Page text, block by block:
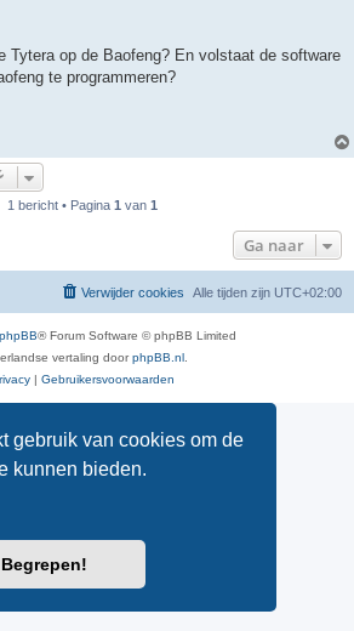
gebruik van cookies om de
kunnen bieden.
Begrepen!
Tytera op de Baofeng? En volstaat de software
te programmeren?
1 bericht • Pagina 1 van 1
Ga naar
Alle tijden zijn UTC+02:00
Verwijder cookies
phpBB® Forum Software © phpBB Limited
vertaling doorphpBB.nl
| Gebruikersvoorwaarden